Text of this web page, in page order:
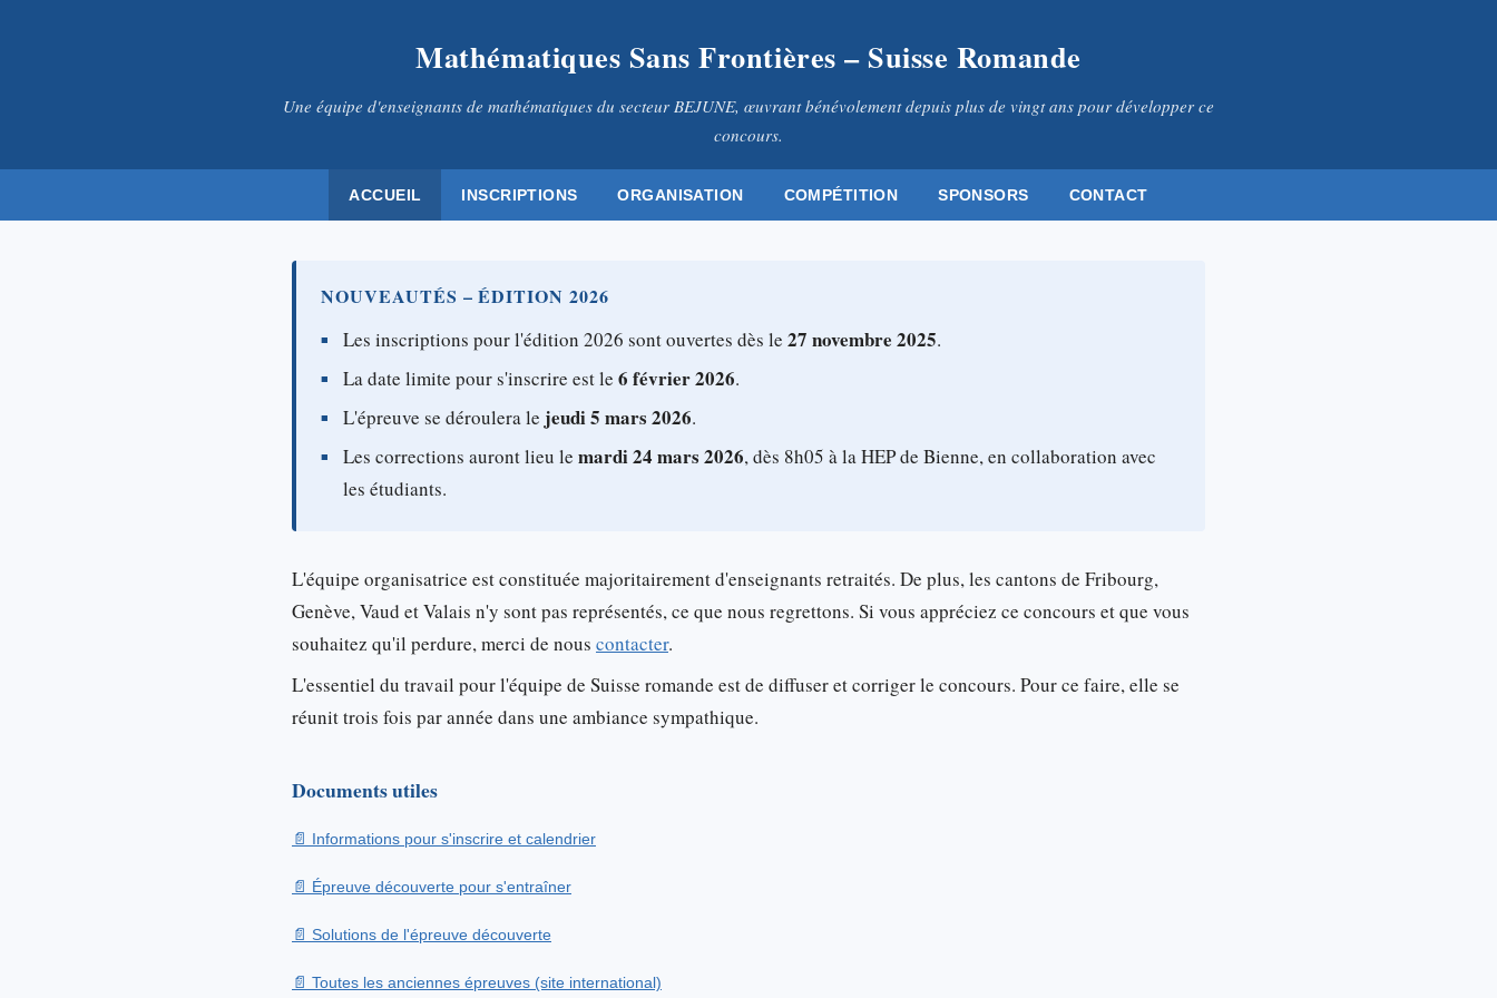
Mathématiques Sans Frontières – Suisse Romande
Une équipe d'enseignants de mathématiques du secteur BEJUNE, œuvrant bénévolement depuis plus de vingt ans pour développer ce
concours.
ACCUEIL INSCRIPTIONS ORGANISATION COMPÉTITION SPONSORS CONTACT
NOUVEAUTÉS – ÉDITION 2026
Les inscriptions pour l'édition 2026 sont ouvertes dès le 27 novembre 2025.
La date limite pour s'inscrire est le 6 février 2026.
L'épreuve se déroulera le jeudi 5 mars 2026.
Les corrections auront lieu le mardi 24 mars 2026, dès 8h05 à la HEP de Bienne, en collaboration avec
les étudiants.
L'équipe organisatrice est constituée majoritairement d'enseignants retraités. De plus, les cantons de Fribourg,
Genève, Vaud et Valais n'y sont pas représentés, ce que nous regrettons. Si vous appréciez ce concours et que vous
souhaitez qu'il perdure, merci de nous contacter.
L'essentiel du travail pour l'équipe de Suisse romande est de diffuser et corriger le concours. Pour ce faire, elle se
réunit trois fois par année dans une ambiance sympathique.
Documents utiles
Informations pour s'inscrire et calendrier
Épreuve découverte pour s'entraîner
Solutions de l'épreuve découverte
Toutes les anciennes épreuves (site international)